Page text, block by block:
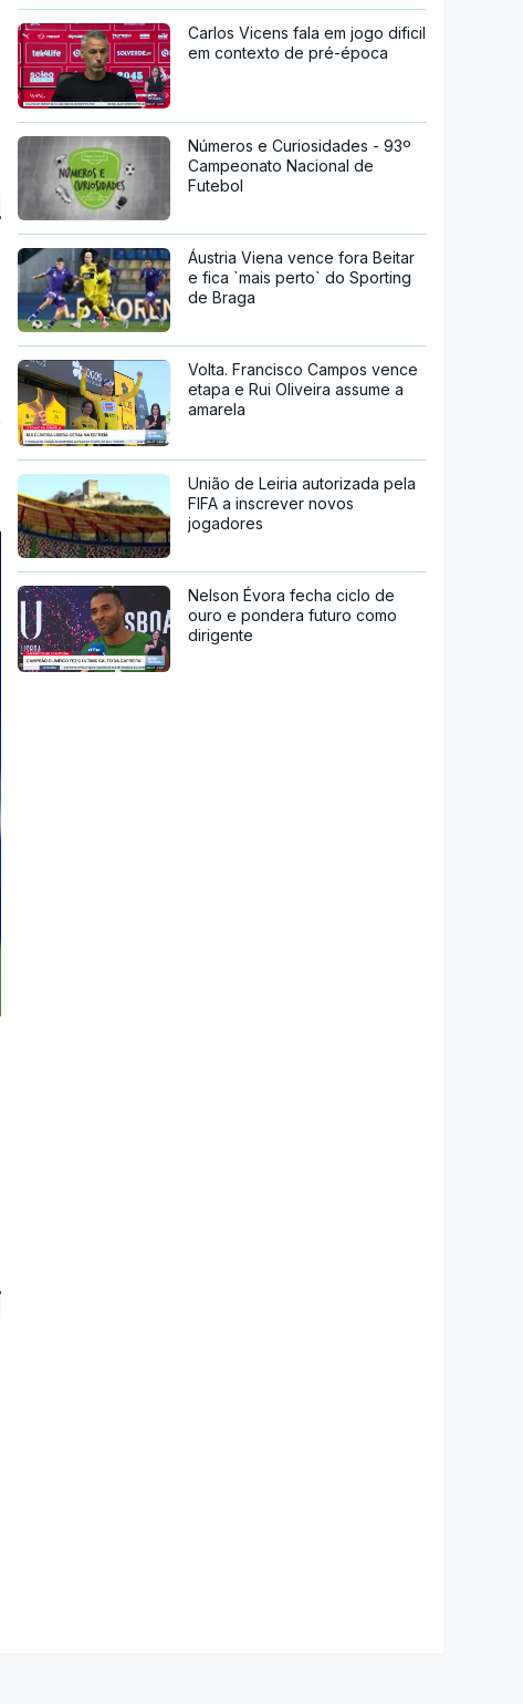
Carlos Vicens fala em jogo dificil
em contexto de pré-época
Números e Curiosidades - 93º
Campeonato Nacional de
Futebol
Áustria Viena vence fora Beitar
e fica `mais perto` do Sporting
de Braga
Volta. Francisco Campos vence
etapa e Rui Oliveira assume a
amarela
União de Leiria autorizada pela
FIFA a inscrever novos
jogadores
Nelson Évora fecha ciclo de
ouro e pondera futuro como
dirigente